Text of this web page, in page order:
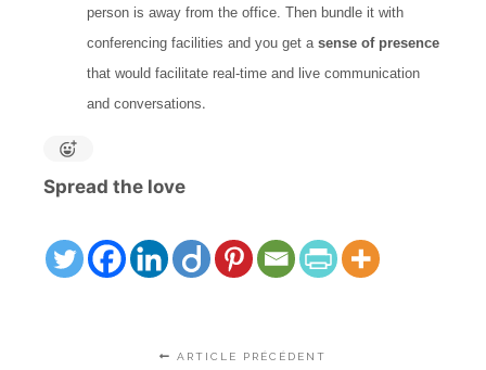
person is away from the office. Then bundle it with
conferencing facilities and you get a sense of presence
that would facilitate real-time and live communication
and conversations.
Spread the love
ARTICLE PRÉCÉDENT